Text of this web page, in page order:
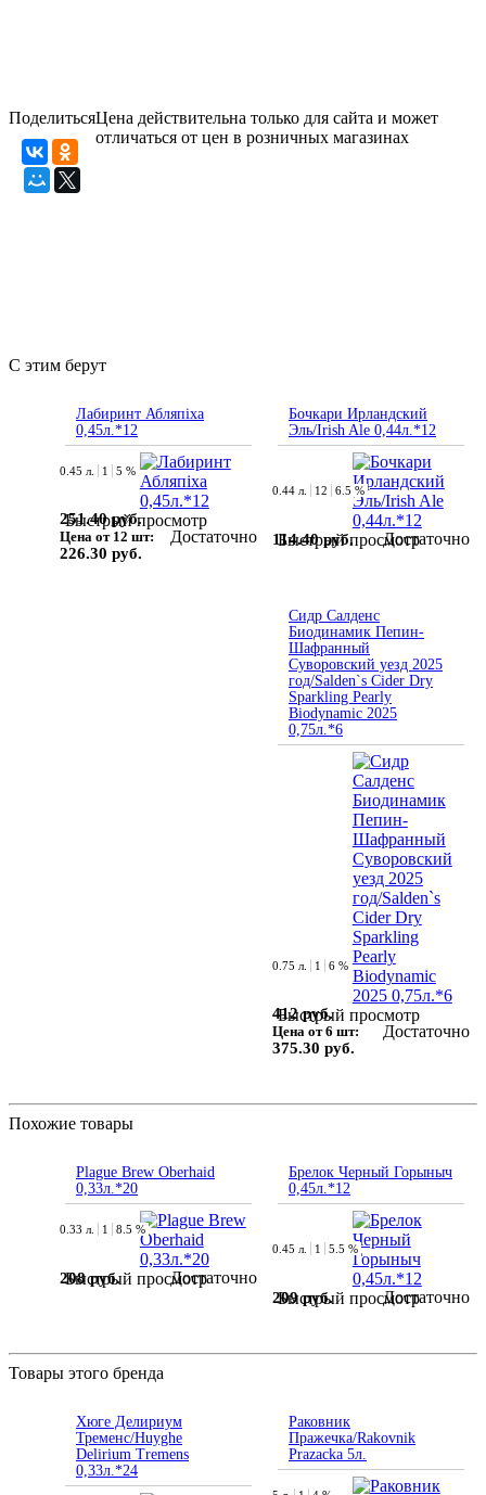
ПоделитьсяЦена действительна только для сайта и может
отличаться от цен в розничных магазинах
С этим берут
Лабиринт Абляпiха
0,45л.*12
Быстрый просмотр
0.45 л. 1 5 %
251.40 руб.
Цена от 12 шт:
226.30 руб.
Достаточно
Бочкари Ирландский
Эль/Irish Ale 0,44л.*12
Быстрый просмотр
0.44 л. 12 6.5 %
114.40 руб. Достаточно
Сидр Салденс
Биодинамик Пепин-
Шафранный
Суворовский уезд 2025
год/Salden`s Cider Dry
Sparkling Pearly
Biodynamic 2025
0,75л.*6
Быстрый просмотр
0.75 л. 1 6 %
412 руб.
Цена от 6 шт:
375.30 руб.
Достаточно
Похожие товары
Plague Brew Oberhaid
0,33л.*20
Быстрый просмотр
0.33 л. 1 8.5 %
208 руб. Достаточно
Брелок Черный Горыныч
0,45л.*12
Быстрый просмотр
0.45 л. 1 5.5 %
209 руб. Достаточно
Товары этого бренда
Хюге Делириум
Тременс/Huyghe
Delirium Tremens
0,33л.*24
Раковник
Пражечка/Rakovnik
Prazacka 5л.